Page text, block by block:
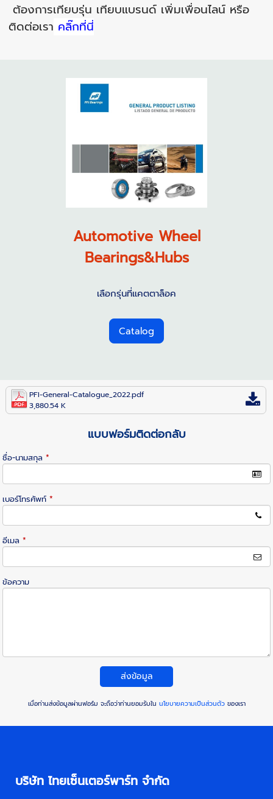
ต้องการเทียบรุ่น เทียบแบรนด์ เพิ่มเพื่อนไลน์ หรือ
ติดต่อเรา คลิ๊กที่นี่
Automotive Wheel
Bearings&Hubs
เลือกรุ่นที่แคตตาล็อค
Catalog
PFI-General-Catalogue_2022.pdf
3,880.54 K
แบบฟอร์มติดต่อกลับ
ชื่อ-นามสกุล *
เบอร์โทรศัพท์ *
อีเมล *
ข้อความ
ส่งข้อมูล
เมื่อท่านส่งข้อมูลผ่านฟอร์ม จะถือว่าท่านยอมรับใน นโยบายความเป็นส่วนตัวของเรา
บริษัท ไทยเซ็นเตอร์พาร์ท จำกัด